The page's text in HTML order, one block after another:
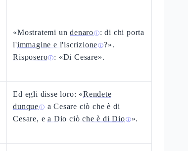
«Mostratemi undenaroⓘ: di chi porta
l'immagine e l'iscrizioneⓘ?».
Risposeroⓘ: «Di Cesare».
Ed egli disse loro: «Rendete
dunqueⓘ a Cesare ciò che è di
Cesare, ea Dio ciò che è di Dioⓘ».